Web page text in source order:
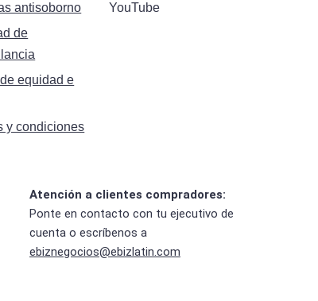
antisoborno
de
equidad e
y condiciones
YouTube
Atención a clientes compradores:
Ponte en contacto con tu ejecutivo de
cuenta o escríbenos a
ebiznegocios@ebizlatin.com